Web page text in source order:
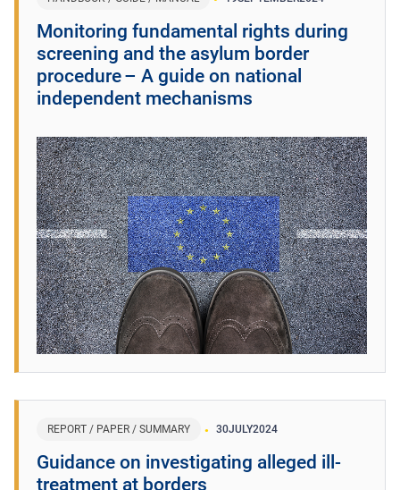
Monitoring fundamental rights during
screening and the asylum border
procedure – A guide on national
independent mechanisms
REPORT / PAPER / SUMMARY 30JULY2024
Guidance on investigating alleged ill-
treatment at borders